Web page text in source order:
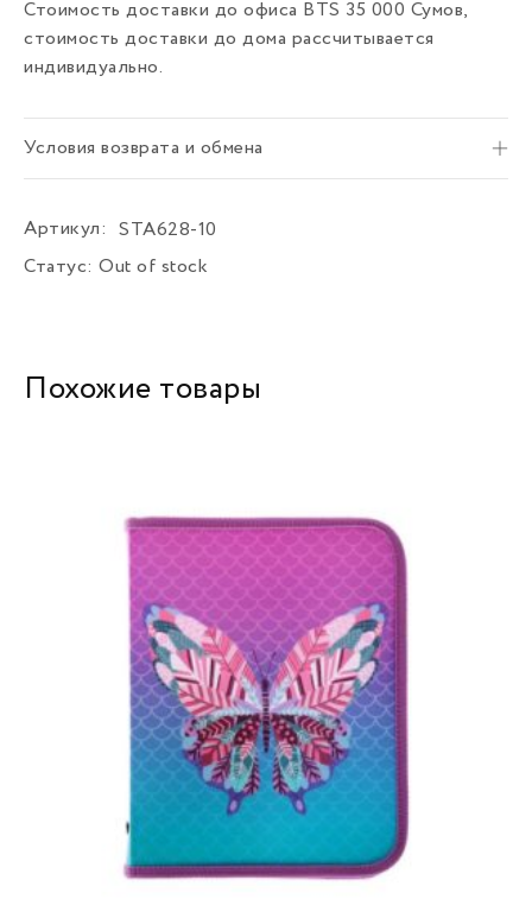
Стоимость доставки до офиса BTS 35 000 Сумов,
стоимость доставки до дома рассчитывается
индивидуально.
Условия возврата и обмена
Артикул:
STA628-10
Статус: Out of stock
Похожие товары